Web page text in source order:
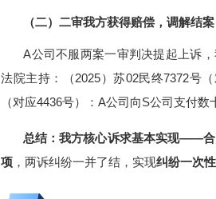
（二）二审我方获得赔偿，调解结案
A公司不服两案一审判决提起上诉
法院主持：（2025）苏02民终7372号
（对应4436号）：A公司向S公司支付
总结：我方核心诉求基本实现——合
项 ，两诉纠纷一并了结，实现纠纷一次